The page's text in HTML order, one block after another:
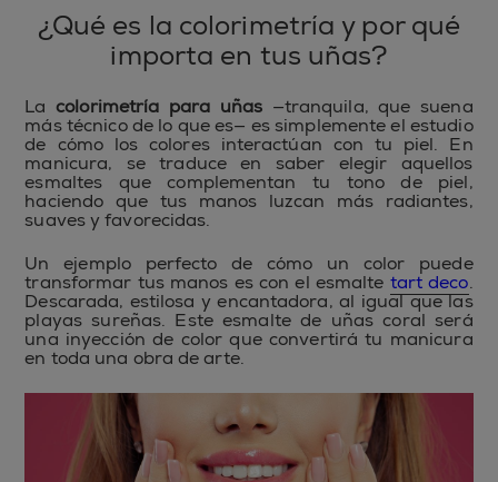
¿Qué es la colorimetría y por qué
importa en tus uñas?
Lacolorimetría para uñas —tranquila, que suena
más técnico de lo que es— es simplemente el estudio
de cómo los colores interactúan con tu piel. En
manicura, se traduce en saber elegir aquellos
esmaltes que complementan tu tono de piel,
haciendo que tus manos luzcan más radiantes,
suaves y favorecidas.
Un ejemplo perfecto de cómo un color puede
transformar tus manos es con el esmalte tart deco.
Descarada, estilosa y encantadora, al igual que las
playas sureñas. Este esmalte de uñas coral será
una inyección de color que convertirá tu manicura
en toda una obra de arte.